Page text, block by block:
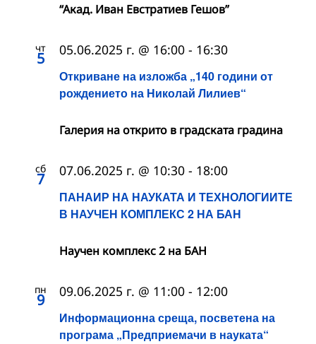
“Акад. Иван Евстратиев Гешов”
чт
5
Откриване на изложба „140 години от
рождението на Николай Лилиев“
05.06.2025 г. @ 16:00 - 16:30
Галерия на открито в градската градина
сб
7
ПАНАИР НА НАУКАТА И ТЕХНОЛОГИИТЕ
В НАУЧЕН КОМПЛЕКС 2 НА БАН
07.06.2025 г. @ 10:30 - 18:00
Научен комплекс 2 на БАН
пн
9
Информационна среща, посветена на
програма „Предприемачи в науката“
09.06.2025 г. @ 11:00 - 12:00